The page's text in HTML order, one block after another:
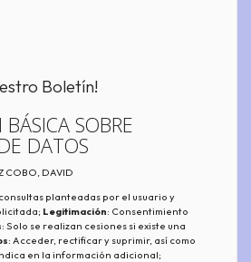
Boletín!
SOBRE
DATOS
COBO, DAVID
planteadas por el usuario y
Legitimación: Consentimiento
: Solo se realizan cesiones si existe una
: Acceder, rectificar y suprimir, así como
en la información adicional;